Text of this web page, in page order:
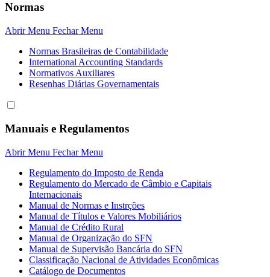
Normas
Abrir Menu Fechar Menu
Normas Brasileiras de Contabilidade
International Accounting Standards
Normativos Auxiliares
Resenhas Diárias Governamentais
Manuais e Regulamentos
Abrir Menu Fechar Menu
Regulamento do Imposto de Renda
Regulamento do Mercado de Câmbio e Capitais
Internacionais
Manual de Normas e Instrções
Manual de Títulos e Valores Mobiliários
Manual de Crédito Rural
Manual de Organização do SFN
Manual de Supervisão Bancária do SFN
Classificação Nacional de Atividades Econômicas
Catálogo de Documentos